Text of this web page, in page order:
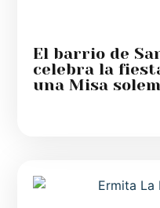
El barrio de
celebra la
una Misa